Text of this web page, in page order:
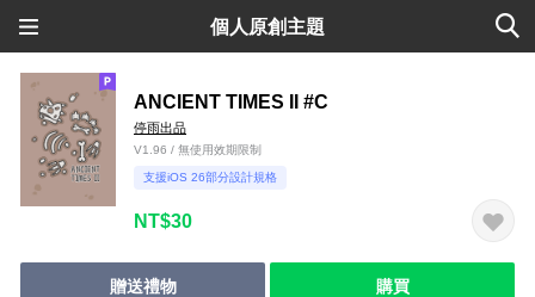
個人原創主題
ANCIENT TIMES II #C
停雨出品
V1.96 / 無使用效期限制
支援iOS 26部分設計規格
NT$30
贈送禮物 購買